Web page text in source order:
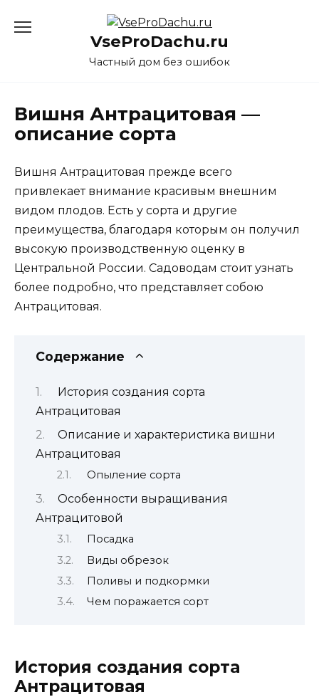
VseProDachu.ru
Частный дом без ошибок
Вишня Антрацитовая —
описание сорта
Вишня Антрацитовая прежде всего
привлекает внимание красивым внешним
видом плодов. Есть у сорта и другие
преимущества, благодаря которым он получил
высокую производственную оценку в
Центральной России. Садоводам стоит узнать
более подробно, что представляет собою
Антрацитовая.
Содержание
История создания сорта
Антрацитовая
Описание и характеристика вишни
Антрацитовая
Опыление сорта
Особенности выращивания
Антрацитовой
Посадка
Виды обрезок
Поливы и подкормки
Чем поражается сорт
История создания сорта
Антрацитовая